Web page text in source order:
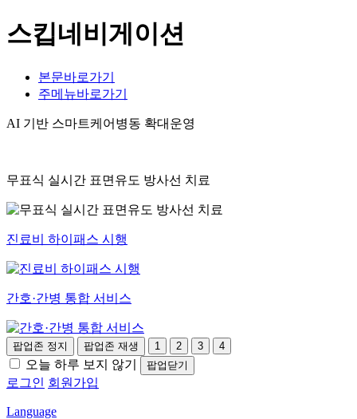
스킵네비게이션
본문바로가기
주메뉴바로가기
AI 기반 스마트케어병동 확대운영
무표식 실시간 표면유도 방사선 치료
진료비 하이패스 시행
간호·간병 통합 서비스
팝업존 정지 팝업존 재생 1 2 3 4
오늘 하루 보지 않기 팝업닫기
로그인 회원가입
Language